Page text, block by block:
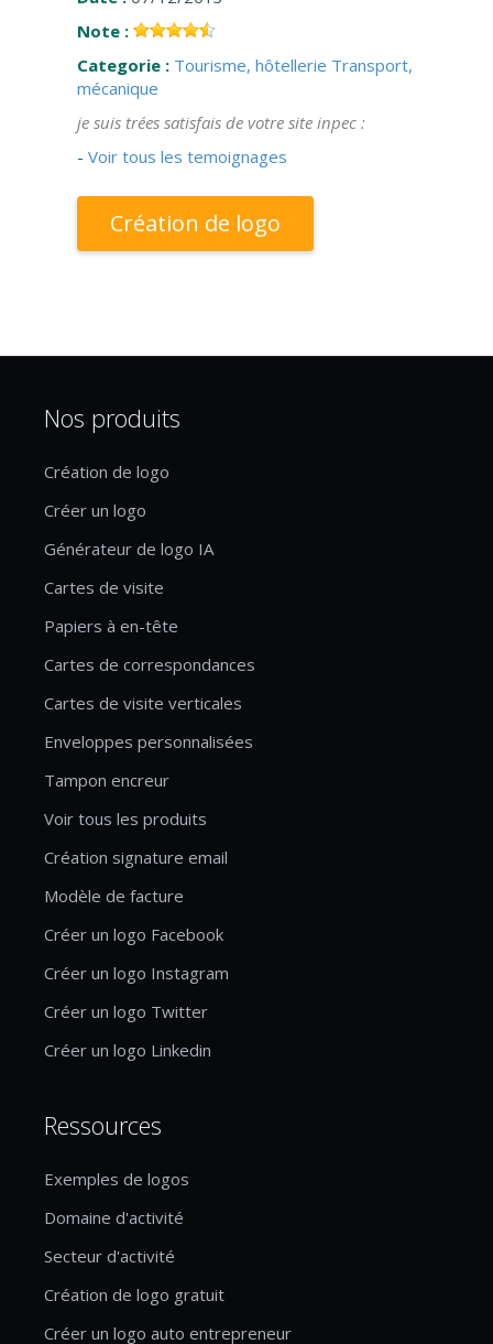
Note :
Categorie : Tourisme, hôtellerie Transport,
mécanique
je suis trées satisfais de votre site inpec :
- Voir tous les temoignages
Création de logo
Nos produits
Création de logo
Créer un logo
Générateur de logo IA
Cartes de visite
Papiers à en-tête
Cartes de correspondances
Cartes de visite verticales
Enveloppes personnalisées
Tampon encreur
Voir tous les produits
Création signature email
Modèle de facture
Créer un logo Facebook
Créer un logo Instagram
Créer un logo Twitter
Créer un logo Linkedin
Ressources
Exemples de logos
Domaine d'activité
Secteur d'activité
Création de logo gratuit
Créer un logo auto entrepreneur